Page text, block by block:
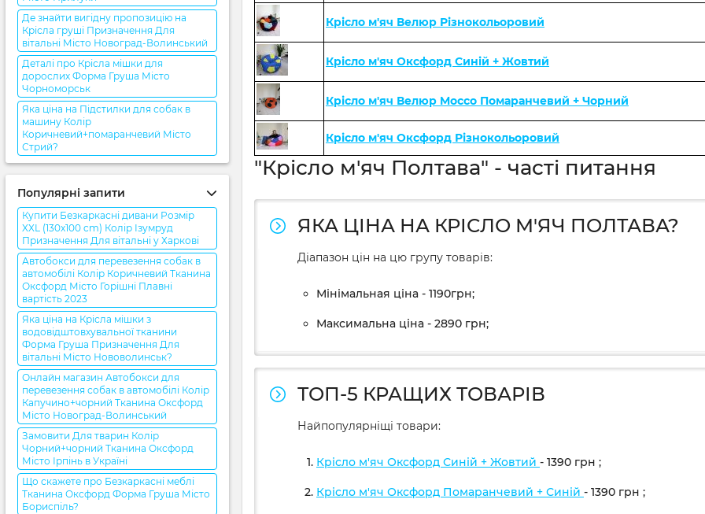
Де знайти вигідну пропозицію на
Крісла груші Призначення Для
вітальні Місто Новоград-Волинський
Деталі про Крісла мішки для
дорослих Форма Груша Місто
Чорноморськ
Яка ціна на Підстилки для собак в
машину Колір
Коричневий+помаранчевий Місто
Стрий?
Популярні запити
Купити Безкаркасні дивани Розмір
XXL (130x100 cm) Колір Ізумруд
Призначення Для вітальні у Харкові
Автобокси для перевезення собак в
автомобілі Колір Коричневий Тканина
Оксфорд Місто Горішні Плавні
вартість 2023
Яка ціна на Крісла мішки з
водовідштовхувальної тканини
Форма Груша Призначення Для
вітальні Місто Нововолинськ?
Онлайн магазин Автобокси для
перевезення собак в автомобілі Колір
Капучино+чорний Тканина Оксфорд
Місто Новоград-Волинський
Замовити Для тварин Колір
Чорний+чорний Тканина Оксфорд
Місто Ірпінь в Україні
Що скажете про Безкаркасні меблі
Тканина Оксфорд Форма Груша Місто
Бориспіль?
Крісло м'яч Велюр Різнокольоровий
Крісло м'яч Оксфорд Синій + Жовтий
Крісло м'яч Велюр Mocco Помаранчевий + Чорний
Крісло м'яч Оксфорд Різнокольоровий
"Крісло м'яч Полтава" - часті питання
ЯКА ЦІНА НА КРІСЛО М'ЯЧ ПОЛТАВА?
Діапазон цін на цю групу товарів:
Мінімальная ціна - 1190грн;
Максимальна ціна - 2890 грн;
ТОП-5 КРАЩИХ ТОВАРІВ
Найпопулярніщі товари:
Крісло м'яч Оксфорд Синій + Жовтий - 1390 грн ;
Крісло м'яч Оксфорд Помаранчевий + Синій - 1390 грн ;